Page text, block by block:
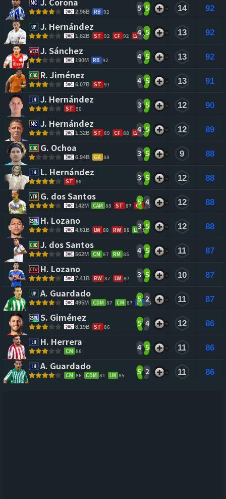
2.96B RB 92 5 5 14 92
J. Hernández
1.82B ST 92 CF 92 LW 90
4 5 13 92
J. Sánchez
190M RB 92 4 5 13 92
R. Jiménez
6.07B ST 91 4 5 13 91
J. Hernández
ST 90 3 5 12 90
J. Hernández
1.32B ST 89 CF 88 LW 86
4 5 12 89
G. Ochoa
6.94B GK 88 3 5 9 88
L. Hernández
ST 88 3 5 12 88
G. dos Santos
142M CAM 88 ST 87 CF 88
5 4 12 88
H. Lozano
4.61B LW 88 RW 88 LM 86
3 5 12 88
J. dos Santos
562M CM 87 RM 85 4 5 11 87
H. Lozano
7.41B RW 87 LW 87 3 5 10 87
A. Guardado
495M CDM 87 CM 87 LB 85
5 2 11 87
S. Giménez
8.19B ST 86 5 4 12 86
H. Herrera
CM 86 4 5 11 86
A. Guardado
CM 86 CDM 81 LM 85 5 2 11 86